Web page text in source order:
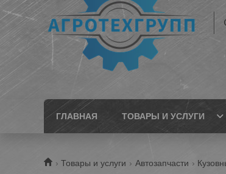
ГЛАВНАЯ ТОВАРЫ И УСЛУГИ
Товары и услуги Автозапчасти